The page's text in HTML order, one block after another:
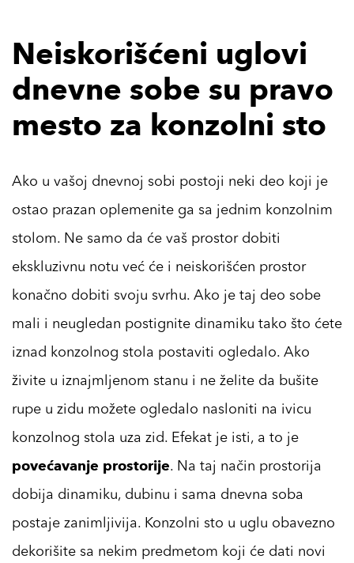
Neiskorišćeni uglovi
dnevne sobe su pravo
mesto za konzolni sto
Ako u vašoj dnevnoj sobi postoji neki deo koji je
ostao prazan oplemenite ga sa jednim konzolnim
stolom. Ne samo da će vaš prostor dobiti
ekskluzivnu notu već će i neiskorišćen prostor
konačno dobiti svoju svrhu. Ako je taj deo sobe
mali i neugledan postignite dinamiku tako što ćete
iznad konzolnog stola postaviti ogledalo. Ako
živite u iznajmljenom stanu i ne želite da bušite
rupe u zidu možete ogledalo nasloniti na ivicu
konzolnog stola uza zid. Efekat je isti, a to je
povećavanje prostorije. Na taj način prostorija
dobija dinamiku, dubinu i sama dnevna soba
postaje zanimljivija. Konzolni sto u uglu obavezno
dekorišite sa nekim predmetom koji će dati novi